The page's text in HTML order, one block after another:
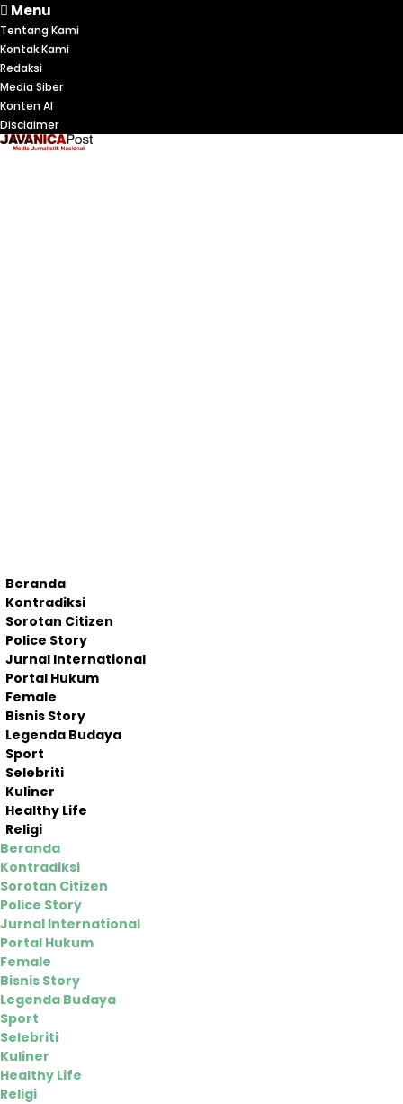
Menu
Tentang Kami
Kontak Kami
Redaksi
Media Siber
Konten AI
Disclaimer
Beranda
Kontradiksi
Sorotan Citizen
Police Story
Jurnal International
Portal Hukum
Female
Bisnis Story
Legenda Budaya
Sport
Selebriti
Kuliner
Healthy Life
Religi
Beranda
Kontradiksi
Sorotan Citizen
Police Story
Jurnal International
Portal Hukum
Female
Bisnis Story
Legenda Budaya
Sport
Selebriti
Kuliner
Healthy Life
Religi